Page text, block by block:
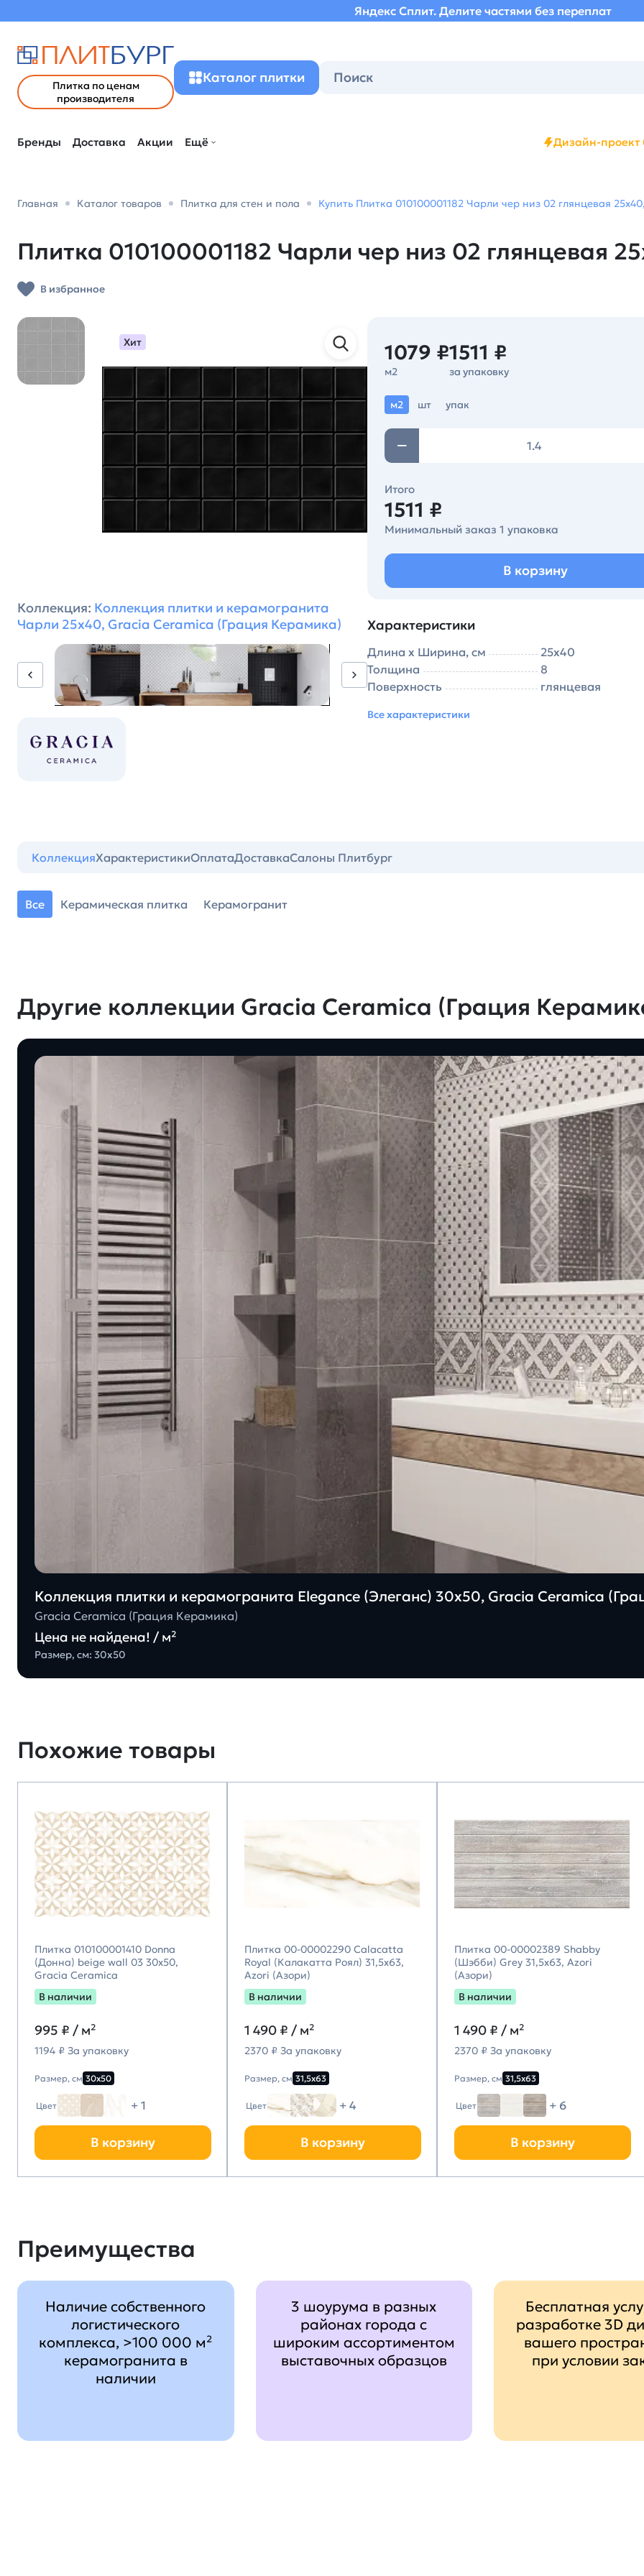
Яндекс Сплит. Делите частями без переплат
Плитка по ценам
производителя
Каталог плитки
Бренды Доставка Акции Ещё Дизайн-проект
Главная Каталог товаров Плитка для стен и пола Купить Плитка 010100001182 Чарли чер низ 02 глянцевая
Плитка 010100001182 Чарли чер низ 02 глянцевая
В избранное
Хит
Коллекция: Коллекция плитки и керамогранита
Чарли 25х40, Gracia Ceramica (Грация Керамика)
1079 ₽
м2
1511 ₽
за упаковку
м2 шт упак
Итого
1511 ₽
Минимальный заказ 1 упаковка
В корзину
Характеристики
Длина х Ширина, см
25х40
Толщина
8
Поверхность
глянцевая
Все характеристики
КоллекцияХарактеристикиОплатаДоставкаСалоны Плитбург
Все Керамическая плитка Керамогранит
Другие коллекции Gracia Ceramica (Грация
Коллекция плитки и керамогранита Elegance (Элеганс) 30х50, Gracia Ceramica
Gracia Ceramica (Грация Керамика)
Цена не найдена! / м²
Размер, см: 30х50
Похожие товары
Плитка 010100001410 Donna
(Донна) beige wall 03 30х50,
Gracia Ceramica
В наличии
995 ₽ / м²
1194 ₽ За упаковку
Размер, см 30х50
Цвет + 1
В корзину
Плитка 00-00002290 Calacatta
Royal (Калакатта Роял) 31,5х63,
Azori (Азори)
В наличии
1 490 ₽ / м²
2370 ₽ За упаковку
Размер, см 31,5х63
Цвет + 4
В корзину
Плитка 00-00002389 Shabby
(Шэбби) Grey 31,5х63, Azori
(Азори)
В наличии
1 490 ₽ / м²
2370 ₽ За упаковку
Размер, см 31,5х63
Цвет + 6
В корзину
Преимущества
Наличие собственного
логистического
комплекса, >100 000 м²
керамогранита в
наличии
3 шоурума в разных
районах города с
широким ассортиментом
выставочных образцов
Бесплатная
разработке 3D
вашего
при условии